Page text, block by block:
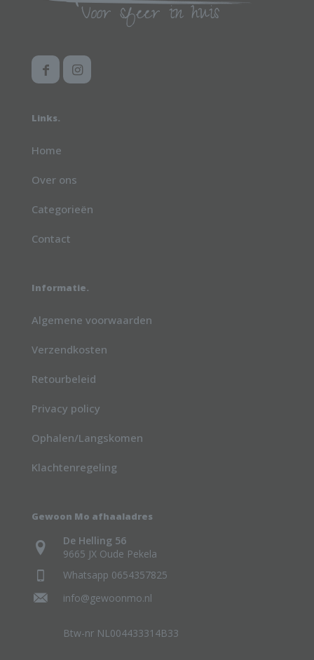
Links.
Home
Over ons
Categorieën
Contact
Informatie.
Algemene voorwaarden
Verzendkosten
Retourbeleid
Privacy policy
Ophalen/Langskomen
Klachtenregeling
Gewoon Mo afhaaladres
De Helling 56
9665 JX Oude Pekela
Whatsapp 0654357825
info@gewoonmo.nl
Btw-nr NL004433314B33